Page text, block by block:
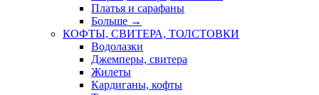
Платья и сарафаны
Больше →
КОФТЫ, СВИТЕРА, ТОЛСТОВКИ
Водолазки
Джемперы, свитера
Жилеты
Кардиганы, кофты